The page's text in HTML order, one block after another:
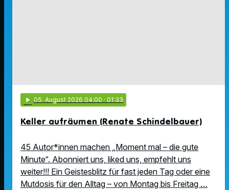
play_arrow 05. August 2026 04:00 · 01:33
Keller aufräumen (Renate Schindelbauer)
45 Autor*innen machen „Moment mal – die gute
Minute“. Abonniert uns, liked uns, empfehlt uns
weiter!!! Ein Geistesblitz für fast jeden Tag oder eine
Mutdosis für den Alltag – von Montag bis Freitag …